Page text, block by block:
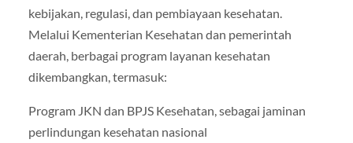
kebijakan, regulasi, dan pembiayaan kesehatan.
Melalui Kementerian Kesehatan dan pemerintah
daerah, berbagai program layanan kesehatan
dikembangkan, termasuk:
Program JKN dan BPJS Kesehatan, sebagai jaminan
perlindungan kesehatan nasional